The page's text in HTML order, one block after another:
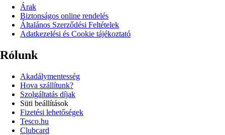
Árak
Biztonságos online rendelés
Általános Szerződési Feltételek
Adatkezelési és Cookie tájékoztató
Rólunk
Akadálymentesség
Hova szállítunk?
Szolgáltatás díjak
Süti beállítások
Fizetési lehetőségek
Tesco.hu
Clubcard